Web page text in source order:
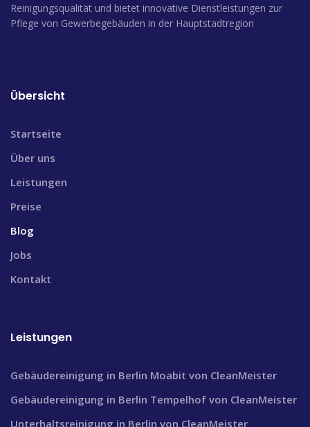
Reinigungsqualität und bietet innovative Dienstleistungen zur
Pflege von Gewerbegebäuden in der Hauptstadtregion
Übersicht
Startseite
Über uns
Leistungen
Preise
Blog
Jobs
Kontakt
Leistungen
Gebäudereinigung in Berlin Moabit von CleanMeister
Gebäudereinigung in Berlin Tempelhof von CleanMeister
Unterhaltsreinigung in Berlin von CleanMeister